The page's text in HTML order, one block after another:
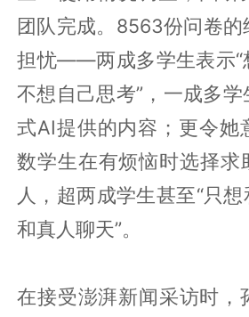
团队完成。8563份问卷
担忧——两成多学生表示“
不想自己思考”，一成多
式AI提供的内容；更令她
数学生在有烦恼时选择求
人，超两成学生甚至“只
和真人聊天”。
在接受澎湃新闻采访时，